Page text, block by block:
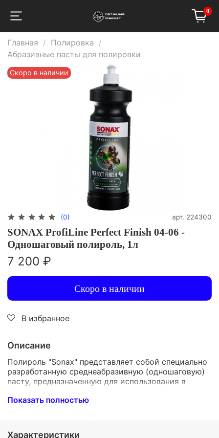
0
Главная
Полировка
Абразивные пасты для полировки
Скоро в наличии
(0) арт. 224300
SONAX ProfiLine Perfect Finish 04-06 -
Одношаговый полироль, 1л
7 200 ₽
Скоро в наличии
В избранное
Описание
Полироль "Sonax" представляет собой специально
разработанную среднеабразивную (одношаговую)
пасту, предназначенную для использования в
автомобиля. Её уникальная формула основана на
устранению мелких повреждений лакокрасочного
Показать полностью
Характеристики